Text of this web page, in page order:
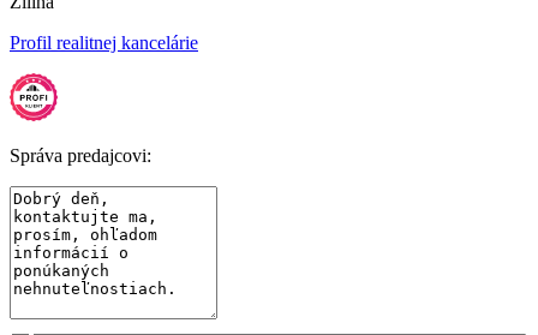
Profil realitnej kancelárie
Správa predajcovi: